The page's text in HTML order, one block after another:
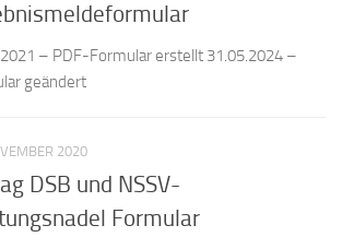
– PDF-Formular erstellt 31.05.2024 –
geändert
2020
DSB und NSSV-
Formular